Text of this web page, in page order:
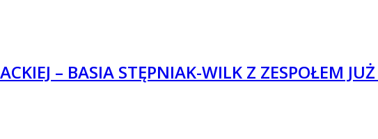
– BASIA STĘPNIAK-WILK Z ZESPOŁEM